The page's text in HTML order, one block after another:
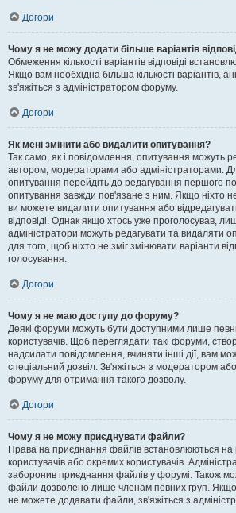
Догори
Чому я не можу додати більше варіантів
Обмеження кількості варіантів відповіді
Якщо вам необхідна більша кількості варіантів,
зв'яжіться з адміністратором форуму.
Догори
Як мені змінити або видалити опитування?
Так само, як і повідомлення, опитування можуть
автором, модераторами або адміністраторами.
опитування перейдіть до редагування першого
опитування завжди пов'язане з ним. Якщо ніхто
ви можете видалити опитування або
відповіді. Однак якщо хтось уже проголосував,
адміністратори можуть редагувати та видаляти
для того, щоб ніхто не зміг змінювати варіанти
голосування.
Догори
Чому я не маю доступу до форуму?
Деякі форуми можуть бути доступними лише
користувачів. Щоб переглядати такі форуми,
надсилати повідомлення, вчиняти інші дії, вам
спеціальний дозвіл. Зв'яжіться з модератором
форуму для отримання такого дозволу.
Догори
Чому я не можу приєднувати файли?
Права на приєднання файлів встановлюються на
користувачів або окремих користувачів.
заборонив приєднання файлів у форумі. Також
файли дозволено лише членам певних груп. Якщо
не можете додавати файли, зв'яжіться з